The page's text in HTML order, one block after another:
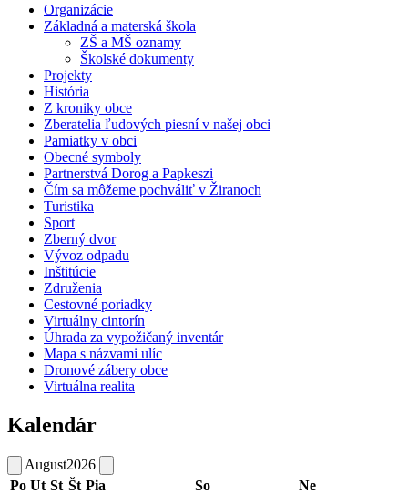
Organizácie
Základná a materská škola
ZŠ a MŠ oznamy
Školské dokumenty
Projekty
História
Z kroniky obce
Zberatelia ľudových piesní v našej obci
Pamiatky v obci
Obecné symboly
Partnerstvá Dorog a Papkeszi
Čím sa môžeme pochváliť v Žiranoch
Turistika
Sport
Zberný dvor
Vývoz odpadu
Inštitúcie
Združenia
Cestovné poriadky
Virtuálny cintorín
Úhrada za vypožičaný inventár
Mapa s názvami ulíc
Dronové zábery obce
Virtuálna realita
Kalendár
August2026
Po Ut St Št Pia So
Ne